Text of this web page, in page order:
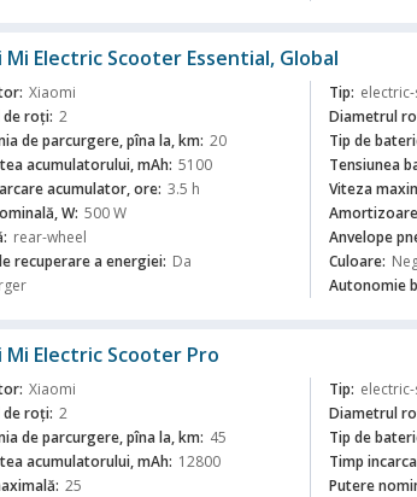
Mi Electric Scooter Essential, Global
Xiaomi Tip:
de roți: 2 Diametrul
de parcurgere, pîna la, km: 20 Tip de
acumulatorului, mAh: 5100 Tensiunea
acumulator, ore: 3.5 h Viteza
W: 500 W
rear-wheel Anvelope
recuperare a energiei: Da Culoare:
Autonomie
Mi Electric Scooter Pro
Xiaomi Tip:
de roți: 2 Diametrul
de parcurgere, pîna la, km: 45 Tip de
acumulatorului, mAh: 12800 Timp
25 Putere